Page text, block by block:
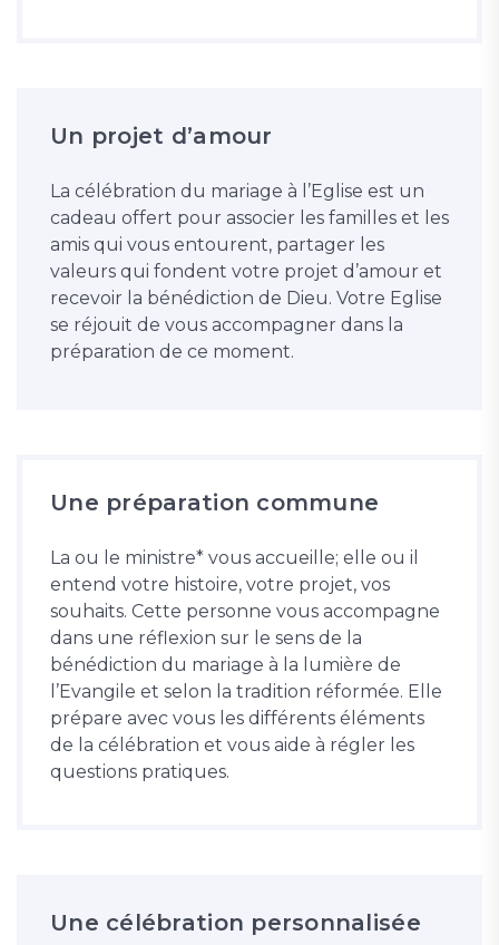
Un projet d’amour
La célébration du mariage à l’Eglise est un
cadeau offert pour associer les familles et les
amis qui vous entourent, partager les
valeurs qui fondent votre projet d’amour et
recevoir la bénédiction de Dieu. Votre Eglise
se réjouit de vous accompagner dans la
préparation de ce moment.
Une préparation commune
La ou le ministre* vous accueille; elle ou il
entend votre histoire, votre projet, vos
souhaits. Cette personne vous accompagne
dans une réflexion sur le sens de la
bénédiction du mariage à la lumière de
l’Evangile et selon la tradition réformée. Elle
prépare avec vous les différents éléments
de la célébration et vous aide à régler les
questions pratiques.
Une célébration personnalisée